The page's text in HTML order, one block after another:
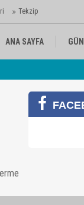
Tekzip
ANA SAYFA